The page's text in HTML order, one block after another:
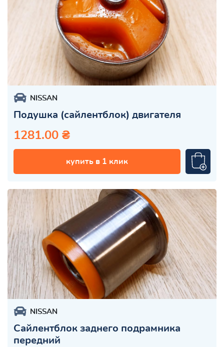
NISSAN
Подушка (сайлентблок) двигателя
1281.00 ₴
купить в 1 клик
NISSAN
Сайлентблок заднего подрамника
передний